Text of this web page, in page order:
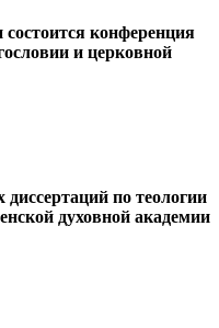
конференция
и церковной
по теологии
духовной академии